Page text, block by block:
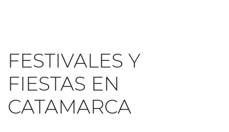
FESTIVALES Y
FIESTAS EN
CATAMARCA